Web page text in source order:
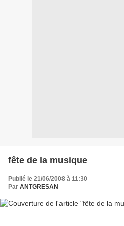
fête de la musique
Publié le 21/06/2008 à 11:30
Par ANTGRESAN